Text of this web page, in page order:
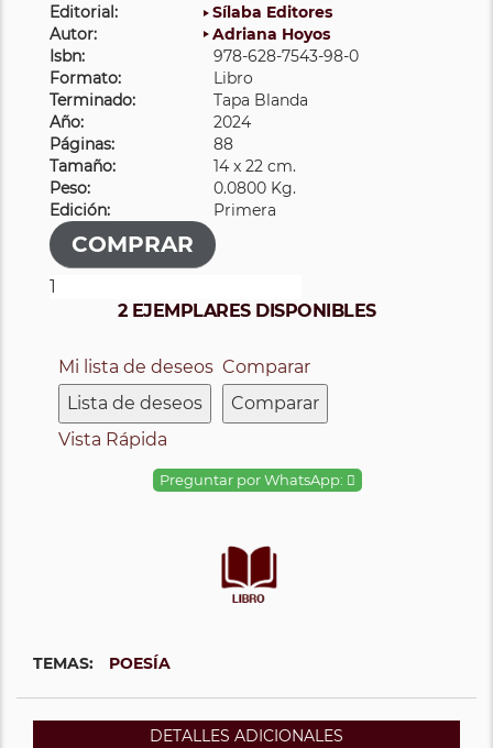
Editorial:
Sílaba Editores
Autor:
Adriana Hoyos
Isbn:
978-628-7543-98-0
Formato:
Libro
Terminado:
Tapa Blanda
Año:
2024
Páginas:
88
Tamaño:
14 x 22 cm.
Peso:
0.0800 Kg.
Edición:
Primera
2 EJEMPLARES DISPONIBLES
Mi lista de deseos
Lista de deseos
Comparar
Comparar
Vista Rápida
Preguntar por WhatsApp:
TEMAS: POESÍA
DETALLES ADICIONALES